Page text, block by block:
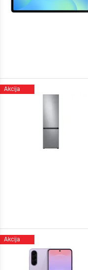
Akcija
Akcija